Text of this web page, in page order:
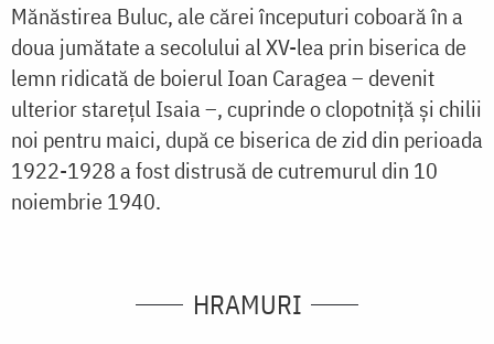
Mănăstirea Buluc, ale cărei începuturi coboară în a
doua jumătate a secolului al XV-lea prin biserica de
lemn ridicată de boierul Ioan Caragea – devenit
ulterior starețul Isaia –, cuprinde o clopotniță și chilii
noi pentru maici, după ce biserica de zid din perioada
1922-1928 a fost distrusă de cutremurul din 10
noiembrie 1940.
HRAMURI